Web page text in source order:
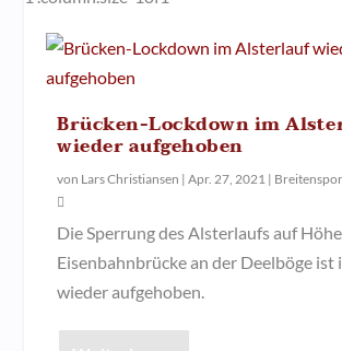
Brücken-Lockdown im
wieder aufgehoben
von Lars Christiansen |Apr. 27, 2021 |
Die Sperrung des Alsterlaufs auf Höhe
Eisenbahnbrücke an der Deelböge ist
wieder aufgehoben.